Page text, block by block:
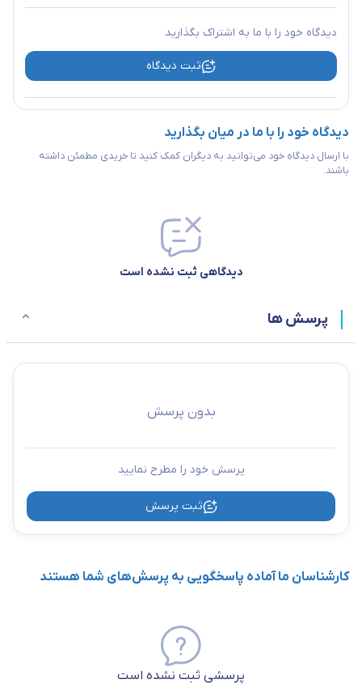
دیدگاه خود را با ما به اشتراک بگذارید
ثبت دیدگاه
دیدگاه خود را با ما در میان بگذارید
با ارسال دیدگاه خود می‌توانید به دیگران کمک کنید تا خریدی مطمئن داشته
باشند.
دیدگاهی ثبت نشده است
پرسش ها
بدون پرسش
پرسش خود را مطرح نمایید
ثبت پرسش
کارشناسان ما آماده پاسخگویی به پرسش‌های شما هستند
پرسشی ثبت نشده است